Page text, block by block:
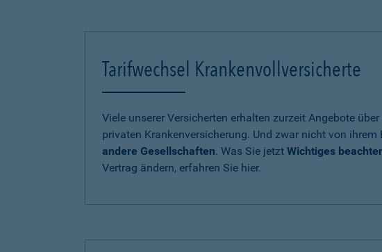
Tarifwechsel Krankenvollversicherte
Viele unserer Versicherten erhalten zurzeit Angebote über
privaten Krankenversicherung. Und zwar nicht von
andere Gesellschaften. Was Sie jetzt Wichtiges
Vertrag ändern, erfahren Sie hier.